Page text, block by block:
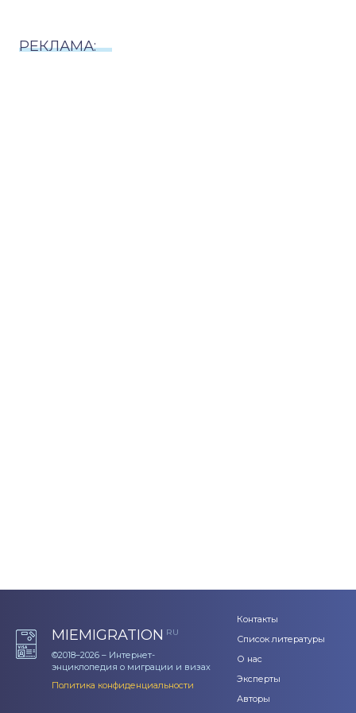
РЕКЛАМА:
MIEMIGRATION RU
©2018–2026 – Интернет-
энциклопедия о миграции и визах
Политика конфиденциальности
Контакты
Список литературы
О нас
Эксперты
Авторы